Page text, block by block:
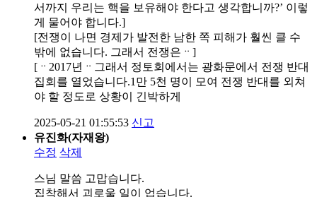
서까지 우리는 핵을 보유해야 한다고 생각합니까?’ 이렇
게 물어야 합니다.]
[전쟁이 나면 경제가 발전한 남한 쪽 피해가 훨씬 클 수
밖에 없습니다. 그래서 전쟁은ᆢ]
[ᆢ2017년ᆢ그래서 정토회에서는 광화문에서 전쟁 반대
집회를 열었습니다.1만 5천 명이 모여 전쟁 반대를 외쳐
야 할 정도로 상황이 긴박하게
2025-05-21 01:55:53 신고
유진화(자재왕)
수정 삭제
스님 말씀 고맙습니다.
집착해서 괴로울 일이 업습니다.